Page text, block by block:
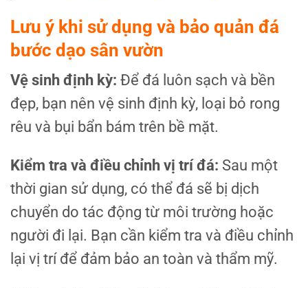
Lưu ý khi sử dụng và bảo quản đá
bước dạo sân vườn
Vệ sinh định kỳ: Để đá luôn sạch và bền
đẹp, bạn nên vệ sinh định kỳ, loại bỏ rong
rêu và bụi bẩn bám trên bề mặt.
Kiểm tra và điều chỉnh vị trí đá: Sau một
thời gian sử dụng, có thể đá sẽ bị dịch
chuyển do tác động từ môi trường hoặc
người đi lại. Bạn cần kiểm tra và điều chỉnh
lại vị trí để đảm bảo an toàn và thẩm mỹ.